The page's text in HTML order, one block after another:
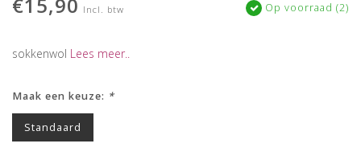
€15,90 Incl. btw Op voorraad (2)
sokkenwol Lees meer..
Maak een keuze: *
Standaard